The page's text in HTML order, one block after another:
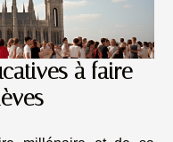
à faire